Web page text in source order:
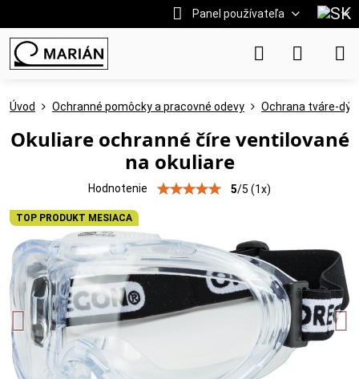
Panel používateľa
TOP PRODUKT MESIACA
Úvod Ochranné pomôcky a pracovné odevy Ochrana tváre-
Okuliare ochranné číre ventilované
na okuliare
Hodnotenie 5/5 (1x)